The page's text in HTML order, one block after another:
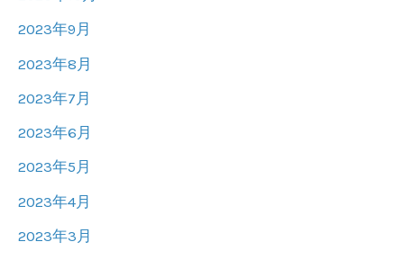
2023年9月
2023年8月
2023年7月
2023年6月
2023年5月
2023年4月
2023年3月